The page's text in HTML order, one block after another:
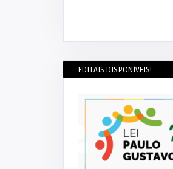
EDITAIS DISPONÍVEIS!